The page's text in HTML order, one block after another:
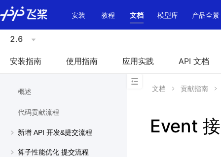
\u200E
安装
教程 文档 模型库 产品全景
2.6
安装指南 使用指南 应用实践 API 文档
概述
代码贡献流程
新增 API 开发&提交流程
算子性能优化 提交流程
文档 贡献指南
Event